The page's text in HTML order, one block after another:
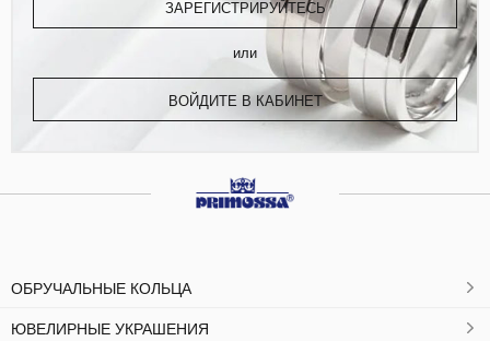
ЗАРЕГИСТРИРУЙТЕСЬ
или
ВОЙДИТЕ В КАБИНЕТ
ОБРУЧАЛЬНЫЕ КОЛЬЦА
ЮВЕЛИРНЫЕ УКРАШЕНИЯ